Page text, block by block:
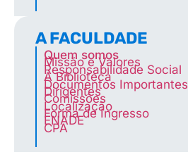
A FACULDADE
Quem somos
Missão e Valores
Responsabilidade Social
A Biblioteca
Documentos Importantes
Dirigentes
Comissões
Localização
Forma de Ingresso
ENADE
CPA